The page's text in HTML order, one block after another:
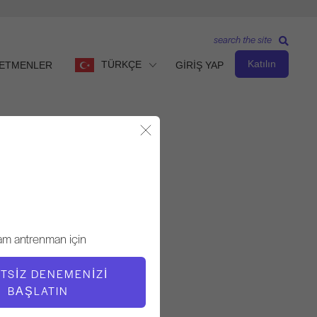
TÜRKÇE GİRİŞ YAP Katılın
search the site
antrenman için
DENEMENIZI
BAŞLATIN
Inelia Garcia
VIDEO ZAMANI
18:49